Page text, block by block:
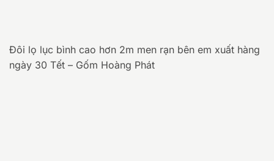
Đôi lọ lục bình cao hơn 2m men rạn bên em xuất hàng
ngày 30 Tết – Gốm Hoàng Phát